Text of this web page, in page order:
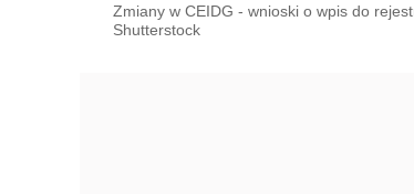
Zmiany w CEIDG - wnioski o wpis do
Shutterstock